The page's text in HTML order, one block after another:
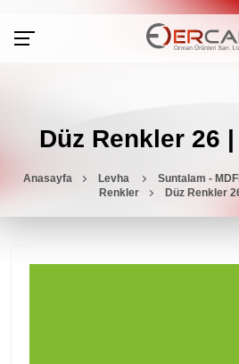
Düz Renkler 26
Anasayfa Levha Suntalam -
Renkler
Düz Renkler